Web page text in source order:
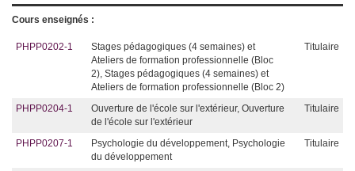
Cours enseignés :
PHPP0202-1
Stages pédagogiques (4 semaines) et
Ateliers de formation professionnelle (Bloc
2), Stages pédagogiques (4 semaines) et
Ateliers de formation professionnelle (Bloc 2)
Titulaire
PHPP0204-1
Ouverture de l'école sur l'extérieur, Ouverture
de l'école sur l'extérieur
Titulaire
PHPP0207-1
Psychologie du développement, Psychologie
du développement
Titulaire